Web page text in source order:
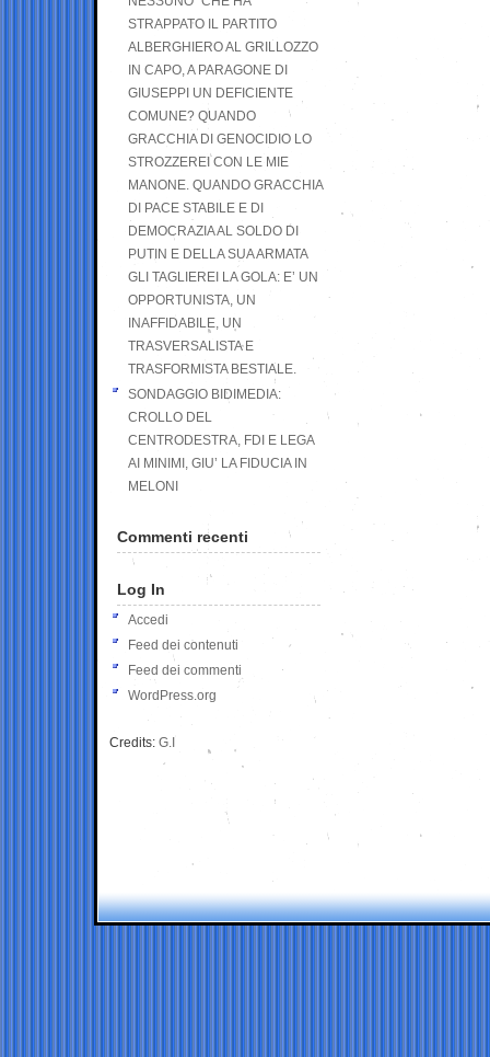
STRAPPATO IL PARTITO
ALBERGHIERO AL GRILLOZZO
IN CAPO, A PARAGONE DI
GIUSEPPI UN DEFICIENTE
COMUNE? QUANDO
GRACCHIA DI GENOCIDIO LO
STROZZEREI CON LE MIE
MANONE. QUANDO GRACCHIA
DI PACE STABILE E DI
DEMOCRAZIA AL SOLDO DI
PUTIN E DELLA SUA ARMATA
GLI TAGLIEREI LA GOLA: E’ UN
OPPORTUNISTA, UN
INAFFIDABILE, UN
TRASVERSALISTA E
TRASFORMISTA BESTIALE.
SONDAGGIO BIDIMEDIA:
CROLLO DEL
CENTRODESTRA, FDI E LEGA
AI MINIMI, GIU’ LA FIDUCIA IN
MELONI
Commenti recenti
Log In
Accedi
Feed dei contenuti
Feed dei commenti
WordPress.org
Credits: G.I